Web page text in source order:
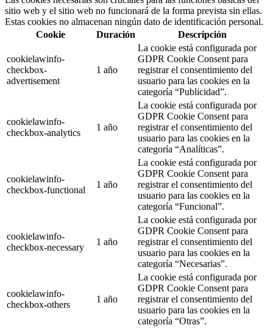
sitio web y el sitio web no funcionará de la forma prevista sin ellas.
Estas cookies no almacenan ningún dato de identificación personal.
Cookie
Duración Descripción
cookielawinfo-
checkbox-
advertisement
1 año
La cookie está configurada por
GDPR Cookie Consent para
registrar el consentimiento del
usuario para las cookies en la
categoría “Publicidad”.
cookielawinfo-
checkbox-analytics
1 año
La cookie está configurada por
GDPR Cookie Consent para
registrar el consentimiento del
usuario para las cookies en la
categoría “Analíticas”.
cookielawinfo-
checkbox-functional
1 año
La cookie está configurada por
GDPR Cookie Consent para
registrar el consentimiento del
usuario para las cookies en la
categoría “Funcional”.
cookielawinfo-
checkbox-necessary
1 año
La cookie está configurada por
GDPR Cookie Consent para
registrar el consentimiento del
usuario para las cookies en la
categoría “Necesarias”.
cookielawinfo-
checkbox-others
1 año
La cookie está configurada por
GDPR Cookie Consent para
registrar el consentimiento del
usuario para las cookies en la
categoría “Otras”.